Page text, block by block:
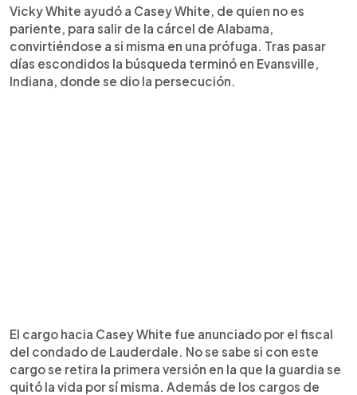
Vicky White ayudó a Casey White, de quien no es
pariente, para salir de la cárcel de Alabama,
convirtiéndose a si misma en una prófuga. Tras pasar
días escondidos la búsqueda terminó en Evansville,
Indiana, donde se dio la persecución.
El cargo hacia Casey White fue anunciado por el fiscal
del condado de Lauderdale. No se sabe si con este
cargo se retira la primera versión en la que la guardia se
quitó la vida por sí misma. Además de los cargos de